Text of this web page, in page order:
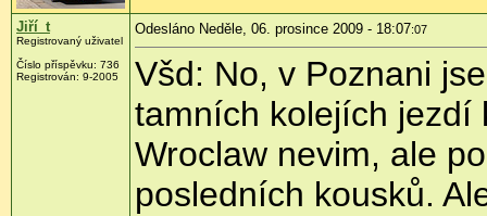
Jiří_t
Registrovaný uživatel
Číslo příspěvku: 736
Registrován: 9-2005
Odesláno Neděle, 06. prosince 2009 - 18:07:07
Všd: No, v Poznani
tamních kolejích jezdí
Wroclaw nevim, ale
posledních kousků.